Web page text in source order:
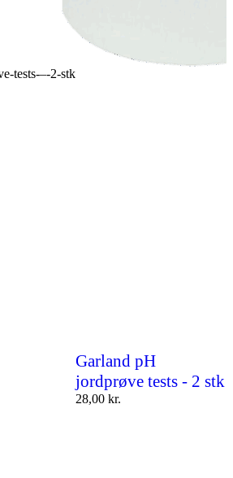
Garland pH
jordprøve tests - 2 stk
28,00 kr.